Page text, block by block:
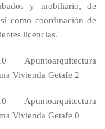
y mobiliario, de
como coordinación de
licencias.